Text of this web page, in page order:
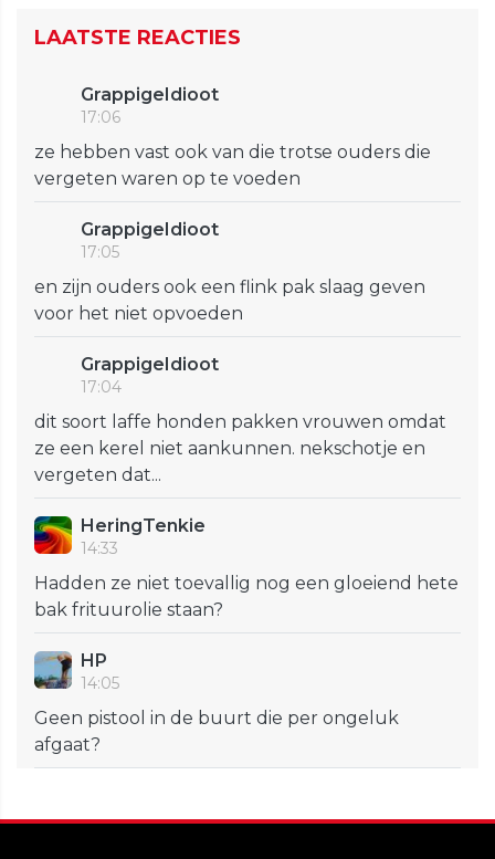
LAATSTE REACTIES
GrappigeIdioot
17:06
ze hebben vast ook van die trotse ouders die
vergeten waren op te voeden
GrappigeIdioot
17:05
en zijn ouders ook een flink pak slaag geven
voor het niet opvoeden
GrappigeIdioot
17:04
dit soort laffe honden pakken vrouwen omdat
ze een kerel niet aankunnen. nekschotje en
vergeten dat...
HeringTenkie
14:33
Hadden ze niet toevallig nog een gloeiend hete
bak frituurolie staan?
HP
14:05
Geen pistool in de buurt die per ongeluk
afgaat?